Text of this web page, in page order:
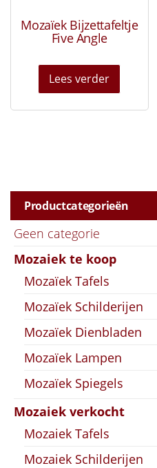
Mozaïek Bijzettafeltje
Five Angle
Lees verder
Productcategorieën
Geen categorie
Mozaiek te koop
Mozaïek Tafels
Mozaïek Schilderijen
Mozaïek Dienbladen
Mozaïek Lampen
Mozaïek Spiegels
Mozaiek verkocht
Mozaiek Tafels
Mozaiek Schilderijen